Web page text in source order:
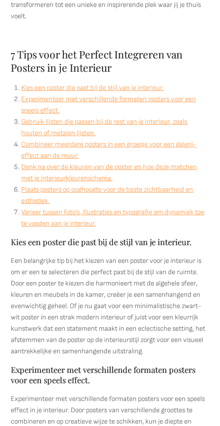
transformeren tot een unieke en inspirerende plek waar jij je thuis
voelt.
7 Tips voor het Perfect Integreren van
Posters in je Interieur
Kies een poster die past bij de stijl van je interieur.
Experimenteer met verschillende formaten posters voor een
speels effect.
Gebruik lijsten die passen bij de rest van je interieur, zoals
houten of metalen lijsten.
Combineer meerdere posters in een groepje voor een galerij-
effect aan de muur.
Denk na over de kleuren van de poster en hoe deze matchen
met je interieurkleurenschema.
Plaats posters op ooghoogte voor de beste zichtbaarheid en
esthetiek.
Varieer tussen foto’s, illustraties en typografie om dynamiek toe
te voegen aan je interieur.
Kies een poster die past bij de stijl van je interieur.
Een belangrijke tip bij het kiezen van een poster voor je interieur is
om er een te selecteren die perfect past bij de stijl van de ruimte.
Door een poster te kiezen die harmonieert met de algehele sfeer,
kleuren en meubels in de kamer, creëer je een samenhangend en
evenwichtig geheel. Of je nu gaat voor een minimalistische zwart-
wit poster in een strak modern interieur of juist voor een kleurrijk
kunstwerk dat een statement maakt in een eclectische setting, het
afstemmen van de poster op de interieurstijl zorgt voor een visueel
aantrekkelijke en samenhangende uitstraling.
Experimenteer met verschillende formaten posters
voor een speels effect.
Experimenteer met verschillende formaten posters voor een speels
effect in je interieur. Door posters van verschillende groottes te
combineren en op creatieve wijze te schikken, kun je diepte en